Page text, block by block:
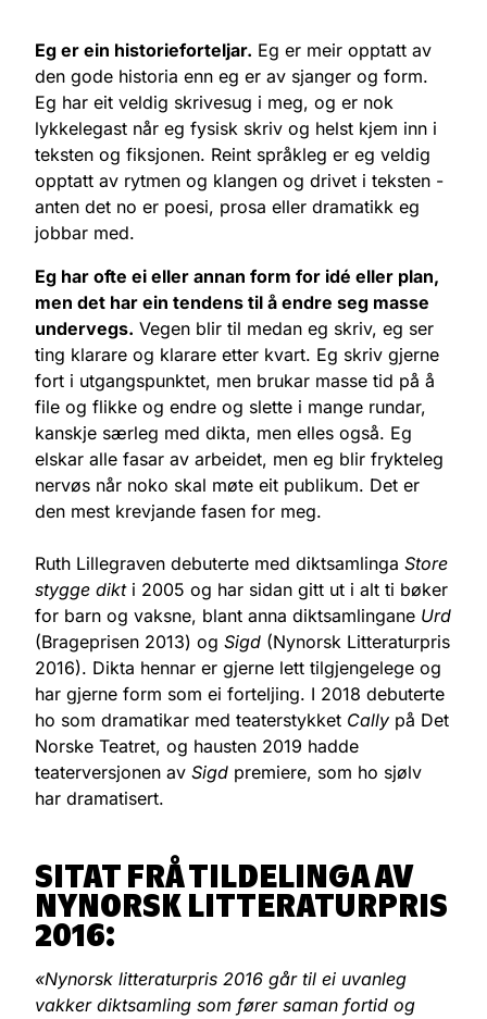
Eg er ein historieforteljar. Eg er meir opptatt av
den gode historia enn eg er av sjanger og form.
Eg har eit veldig skrivesug i meg, og er nok
lykkelegast når eg fysisk skriv og helst kjem inn i
teksten og fiksjonen. Reint språkleg er eg veldig
opptatt av rytmen og klangen og drivet i teksten -
anten det no er poesi, prosa eller dramatikk eg
jobbar med.
Eg har ofte ei eller annan form for idé eller plan,
men det har ein tendens til å endre seg masse
undervegs. Vegen blir til medan eg skriv, eg ser
ting klarare og klarare etter kvart. Eg skriv gjerne
fort i utgangspunktet, men brukar masse tid på å
file og flikke og endre og slette i mange rundar,
kanskje særleg med dikta, men elles også. Eg
elskar alle fasar av arbeidet, men eg blir frykteleg
nervøs når noko skal møte eit publikum. Det er
den mest krevjande fasen for meg.
Ruth Lillegraven debuterte med diktsamlinga Store
stygge dikt i 2005 og har sidan gitt ut i alt ti bøker
for barn og vaksne, blant anna diktsamlingane Urd
(Brageprisen 2013) og Sigd (Nynorsk Litteraturpris
2016). Dikta hennar er gjerne lett tilgjengelege og
har gjerne form som ei forteljing. I 2018 debuterte
ho som dramatikar med teaterstykket Cally på Det
Norske Teatret, og hausten 2019 hadde
teaterversjonen av Sigd premiere, som ho sjølv
har dramatisert.
SITAT FRÅ TILDELINGA AV
NYNORSK LITTERATURPRIS
2016:
«Nynorsk litteraturpris 2016 går til ei uvanleg
vakker diktsamling som fører saman fortid og